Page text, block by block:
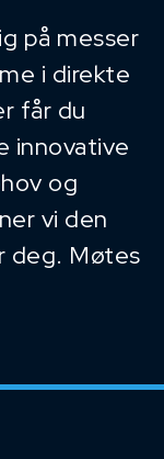
på messer
i direkte
får du
innovative
og
vi den
deg. Møtes